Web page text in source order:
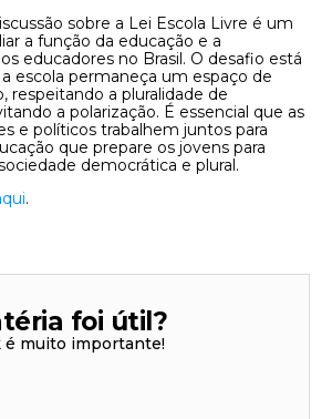
sobre a Lei Escola Livre é um
a função da educação e a
educadores no Brasil. O desafio está
escola permaneça um espaço de
respeitando a pluralidade de
a polarização. É essencial que as
e políticos trabalhem juntos para
que prepare os jovens para
democrática e plural.
.
foi útil?
é muito importante!